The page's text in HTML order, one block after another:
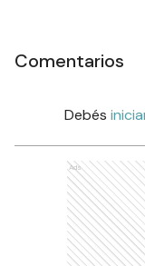
Comentarios
Debés
Ads